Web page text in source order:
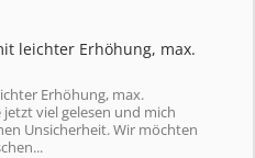
leichter Erhöhung, max.
Erhöhung, max.
viel gelesen und mich
Unsicherheit. Wir möchten